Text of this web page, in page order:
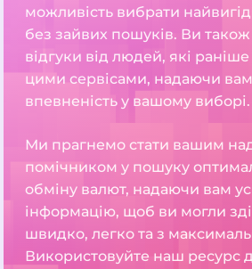
можливість вибрати
без зайвих пошуків. Ви
відгуки від людей, які
цими сервісами, надаючи
впевненість у вашому виборі.
Ми прагнемо стати вашим
помічником у пошуку
обміну валют, надаючи вам
інформацію, щоб ви могли
швидко, легко та з
Використовуйте наш ресурс